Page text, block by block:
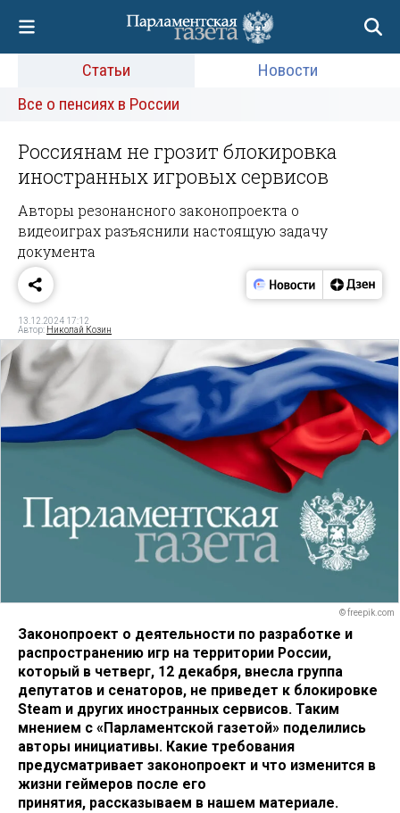
Статьи
Новости
Все о пенсиях в России
Россиянам не грозит блокировка
иностранных игровых сервисов
Авторы резонансного законопроекта о
видеоиграх разъяснили настоящую задачу
документа
13.12.2024 17:12
Автор: Николай Козин
© freepik.com
Законопроект о деятельности по разработке и
распространению игр на территории России,
который в четверг, 12 декабря, внесла группа
депутатов и сенаторов, не приведет к блокировке
Steam и других иностранных сервисов. Таким
мнением с «Парламентской газетой» поделились
авторы инициативы. Какие требования
предусматривает законопроект и что изменится в
жизни геймеров после его
принятия, рассказываем в нашем материале.